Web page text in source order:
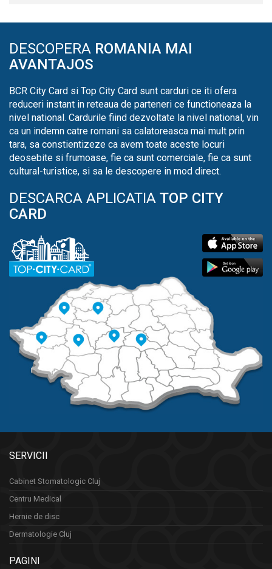
DESCOPERA ROMANIA MAI
AVANTAJOS
BCR City Card si Top City Card sunt carduri ce iti ofera
reduceri instant in reteaua de parteneri ce functioneaza la
nivel national. Cardurile fiind dezvoltate la nivel national, vin
ca un indemn catre romani sa calatoreasca mai mult prin
tara, sa constientizeze ca avem toate aceste locuri
deosebite si frumoase, fie ca sunt comerciale, fie ca sunt
cultural-turistice, si sa le descopere in mod direct.
DESCARCA APLICATIA TOP CITY
CARD
SERVICII
Cabinet Stomatologic Cluj
Centru Medical
Hernie de disc
Dermatologie Cluj
PAGINI